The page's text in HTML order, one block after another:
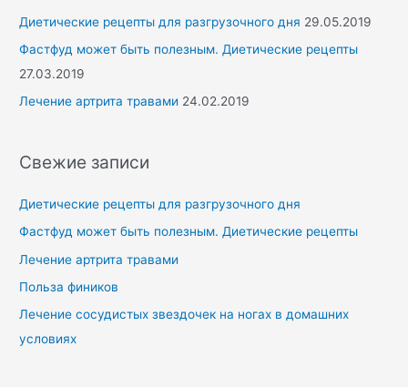
Диетические рецепты для разгрузочного дня 29.05.2019
Фастфуд может быть полезным. Диетические рецепты
27.03.2019
Лечение артрита травами 24.02.2019
Свежие записи
Диетические рецепты для разгрузочного дня
Фастфуд может быть полезным. Диетические рецепты
Лечение артрита травами
Польза фиников
Лечение сосудистых звездочек на ногах в домашних
условиях